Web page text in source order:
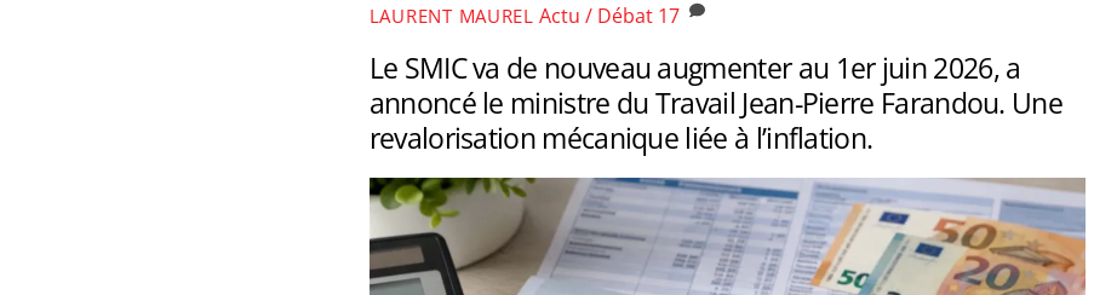
LAURENT MAUREL Actu / Débat 17
Le SMIC va de nouveau augmenter au 1er juin 2026, a
annoncé le ministre du Travail Jean-Pierre Farandou. Une
revalorisation mécanique liée à l’inflation.